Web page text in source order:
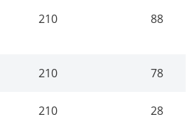
210 88
210 78
210 28